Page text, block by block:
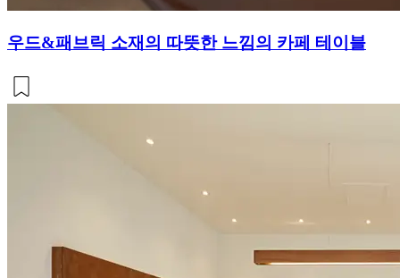
우드&패브릭 소재의 따뜻한 느낌의 카페 테이블